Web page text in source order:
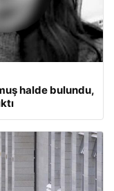
halde bulundu,